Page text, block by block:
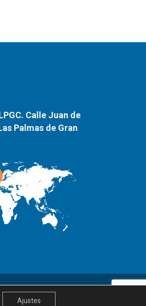
Calle Juan de
Palmas de Gran
Ajustes